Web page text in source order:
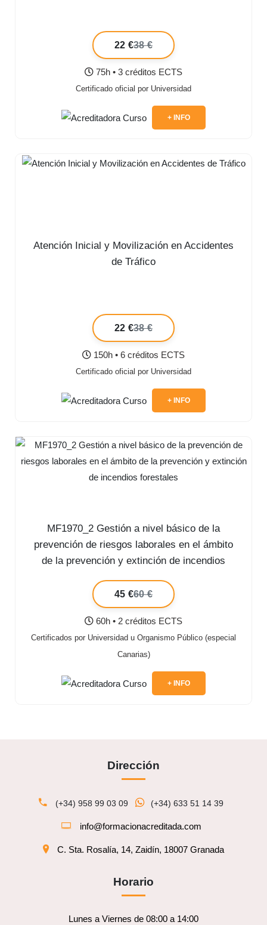
22 €38 €
75h • 3 créditos ECTS
Certificado oficial por Universidad
+ INFO
Atención Inicial y Movilización en Accidentes
de Tráfico
22 €38 €
150h • 6 créditos ECTS
Certificado oficial por Universidad
+ INFO
MF1970_2 Gestión a nivel básico de la
prevención de riesgos laborales en el ámbito
de la prevención y extinción de incendios
45 €60 €
60h • 2 créditos ECTS
Certificados por Universidad u Organismo Público (especial
Canarias)
+ INFO
Dirección
(+34) 958 99 03 09 (+34) 633 51 14 39
info@formacionacreditada.com
C. Sta. Rosalía, 14, Zaidín, 18007 Granada
Horario
Lunes a Viernes de 08:00 a 14:00